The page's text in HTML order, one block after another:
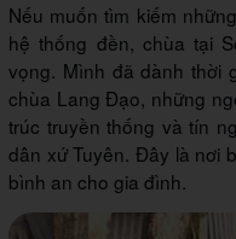
Nếu muốn tìm kiếm
hệ thống đền, chùa tại
vọng. Mình đã dành thời
chùa Lang Đạo, những
trúc truyền thống và tín
dân xứ Tuyên. Đây là nơi
bình an cho gia đình.